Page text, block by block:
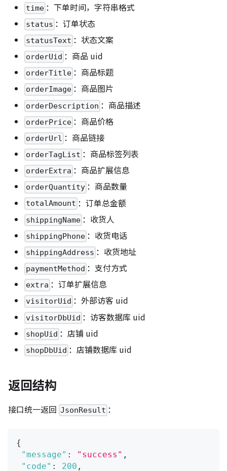
time ：下单时间，字符串格式
status ：订单状态
statusText ：状态文案
orderUid ：商品 uid
orderTitle ：商品标题
orderImage ：商品图片
orderDescription ：商品描述
orderPrice ：商品价格
orderUrl ：商品链接
orderTagList ：商品标签列表
orderExtra ：商品扩展信息
orderQuantity ：商品数量
totalAmount ：订单总金额
shippingName ：收货人
shippingPhone ：收货电话
shippingAddress ：收货地址
paymentMethod ：支付方式
extra ：订单扩展信息
visitorUid ：外部访客 uid
visitorDbUid ：访客数据库 uid
shopUid ：店铺 uid
shopDbUid ：店铺数据库 uid
返回结构
接口统一返回 JsonResult ：
{
"message" : "success" ,
"code" : 200 ,